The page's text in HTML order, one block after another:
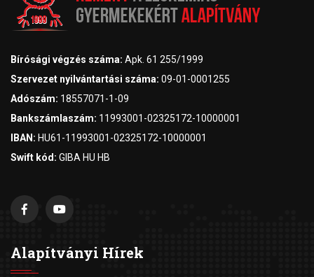
Bírósági végzés száma: Apk. 61 255/1999
Szervezet nyilvántartási száma: 09-01-0001255
Adószám: 18557071-1-09
Bankszámlaszám: 11993001-02325172-10000001
IBAN: HU61-11993001-02325172-10000001
Swift kód: GIBA HU HB
Alapítványi Hírek